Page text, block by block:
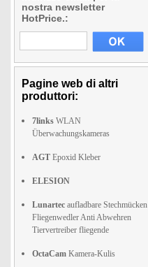
nostra newsletter
HotPrice.:
Pagine web di altri
produttori:
7links WLAN
Überwachungskameras
AGT Epoxid Kleber
ELESION
Lunartec aufladbare Stechmücken
Fliegenwedler Anti Abwehren
Tiervertreiber fliegende
OctaCam Kamera-Kulis